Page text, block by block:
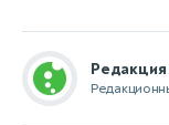
Редакция